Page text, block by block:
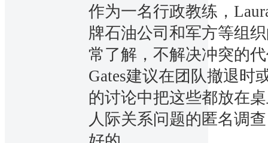
作为一名行政教练，
牌石油公司和军方等组
常了解，不解决冲突的
Gates建议在团队撤退时
的讨论中把这些都放在
人际关系问题的匿名调